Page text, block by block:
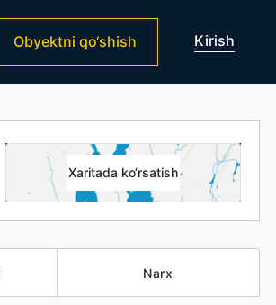
Obyektni qo‘shish Kirish
Xaritada ko‘rsatish
Narx